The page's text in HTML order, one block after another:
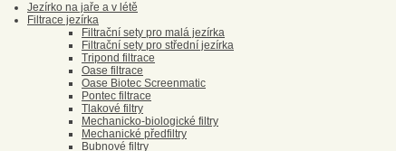
Jezírko na jaře a v létě
Filtrace jezírka
Filtrační sety pro malá jezírka
Filtrační sety pro střední jezírka
Tripond filtrace
Oase filtrace
Oase Biotec Screenmatic
Pontec filtrace
Tlakové filtry
Mechanicko-biologické filtry
Mechanické předfiltry
Bubnové filtry